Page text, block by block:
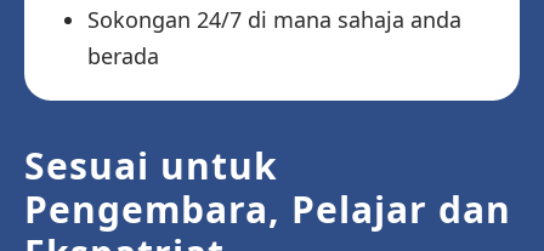
Sokongan 24/7 di mana sahaja anda
berada
Sesuai untuk
Pengembara, Pelajar dan